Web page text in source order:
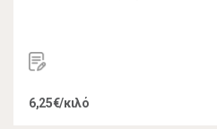
6,25€/κιλό